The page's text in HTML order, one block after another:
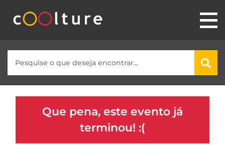
Que pena, este evento já
terminou! :(